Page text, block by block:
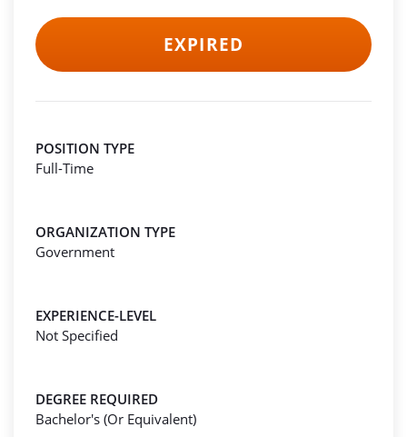
EXPIRED
POSITION TYPE
Full-Time
ORGANIZATION TYPE
Government
EXPERIENCE-LEVEL
Not Specified
DEGREE REQUIRED
Bachelor's (Or Equivalent)